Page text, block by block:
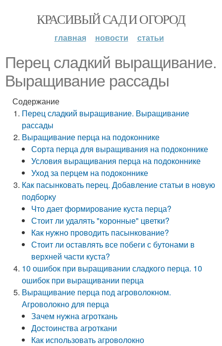
КРАСИВЫЙ САД И ОГОРОД
главная новости статьи
Перец сладкий выращивание.
Выращивание рассады
Содержание
Перец сладкий выращивание. Выращивание
рассады
Выращивание перца на подоконнике
Сорта перца для выращивания на подоконнике
Условия выращивания перца на подоконнике
Уход за перцем на подоконнике
Как пасынковать перец. Добавление статьи в новую
подборку
Что дает формирование куста перца?
Стоит ли удалять "коронные" цветки?
Как нужно проводить пасынкование?
Стоит ли оставлять все побеги с бутонами в
верхней части куста?
10 ошибок при выращивании сладкого перца. 10
ошибок при выращивании перца
Выращивание перца под агроволокном.
Агроволокно для перца
Зачем нужна агроткань
Достоинства агроткани
Как использовать агроволокно